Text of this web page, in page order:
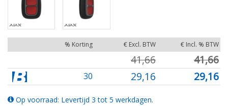
% Korting € Excl. BTW € Incl. % BTW
41,66 41,66
30 29,16 29,16
Op voorraad: Levertijd 3 tot 5 werkdagen.